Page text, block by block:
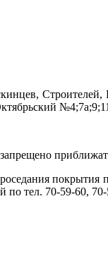
по тел. 70-59-60,